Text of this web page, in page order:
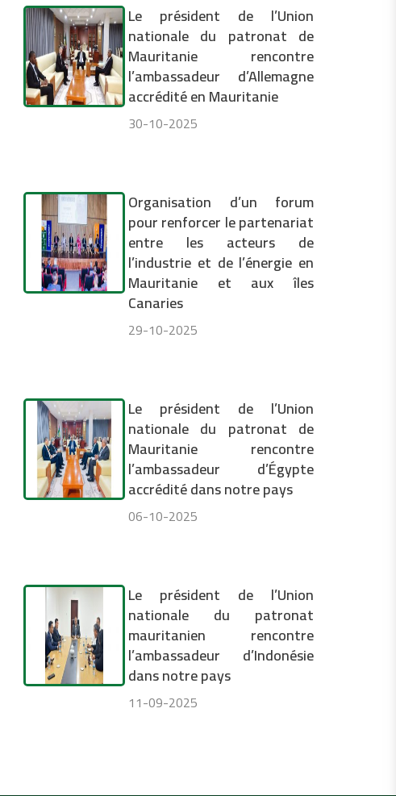
Le président de l’Union
nationale du patronat de
Mauritanie rencontre
l’ambassadeur d’Allemagne
accrédité en Mauritanie
30-10-2025
Organisation d’un forum
pour renforcer le partenariat
entre les acteurs de
l’industrie et de l’énergie en
Mauritanie et aux îles
Canaries
29-10-2025
Le président de l’Union
nationale du patronat de
Mauritanie rencontre
l’ambassadeur d’Égypte
accrédité dans notre pays
06-10-2025
Le président de l’Union
nationale du patronat
mauritanien rencontre
l’ambassadeur d’Indonésie
dans notre pays
11-09-2025